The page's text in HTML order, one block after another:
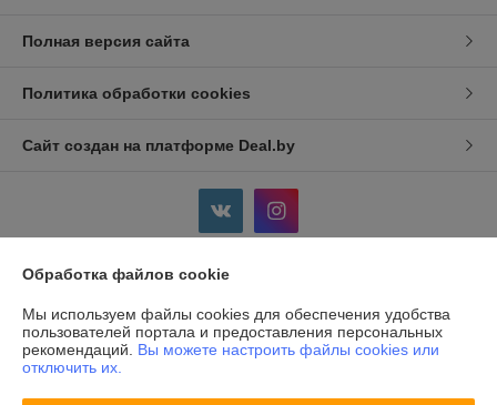
Полная версия сайта
Политика обработки cookies
Сайт создан на платформе Deal.by
Индивидуальный предприниматель:ИП Дершлекас Виктор
Викторович
г. Гродно, ул. Ожешко, д.49, кв. 2.
Регистрационный номер ЕГР: 500486711
Обработка файлов cookie
Мы используем файлы cookies для обеспечения удобства
пользователей портала и предоставления персональных
рекомендаций. Вы можете настроить файлы cookies или
отключить их.